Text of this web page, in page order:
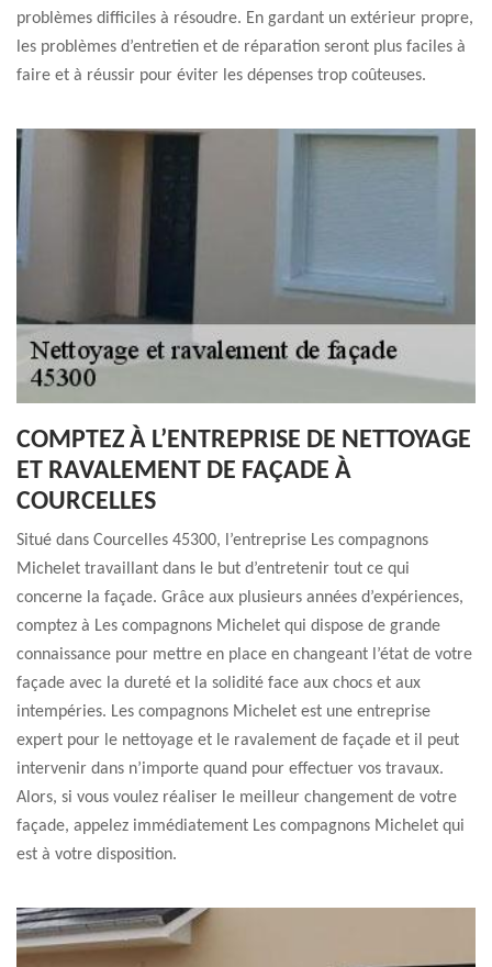
problèmes difficiles à résoudre. En gardant un extérieur propre,
les problèmes d’entretien et de réparation seront plus faciles à
faire et à réussir pour éviter les dépenses trop coûteuses.
COMPTEZ À L’ENTREPRISE DE NETTOYAGE
ET RAVALEMENT DE FAÇADE À
COURCELLES
Situé dans Courcelles 45300, l’entreprise Les compagnons
Michelet travaillant dans le but d’entretenir tout ce qui
concerne la façade. Grâce aux plusieurs années d’expériences,
comptez à Les compagnons Michelet qui dispose de grande
connaissance pour mettre en place en changeant l’état de votre
façade avec la dureté et la solidité face aux chocs et aux
intempéries. Les compagnons Michelet est une entreprise
expert pour le nettoyage et le ravalement de façade et il peut
intervenir dans n’importe quand pour effectuer vos travaux.
Alors, si vous voulez réaliser le meilleur changement de votre
façade, appelez immédiatement Les compagnons Michelet qui
est à votre disposition.